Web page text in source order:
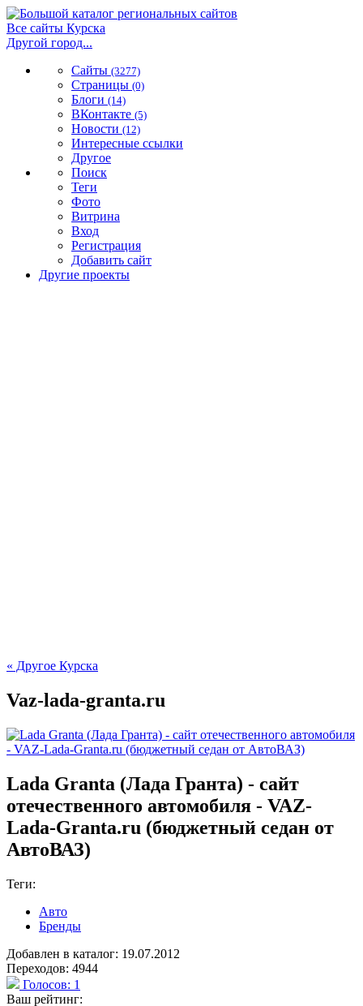
Все сайты Курска
Другой город...
Сайты (3277)
Страницы (0)
Блоги (14)
ВКонтакте (5)
Новости (12)
Интересные ссылки
Другое
Поиск
Теги
Фото
Витрина
Вход
Регистрация
Добавить сайт
Другие проекты
« Другое Курска
Vaz-lada-granta.ru
Lada Granta (Лада Гранта) - сайт
отечественного автомобиля - VAZ-
Lada-Granta.ru (бюджетный седан от
АвтоВАЗ)
Теги:
Авто
Бренды
Добавлен в каталог: 19.07.2012
Переходов: 4944
Голосов: 1
Ваш рейтинг: